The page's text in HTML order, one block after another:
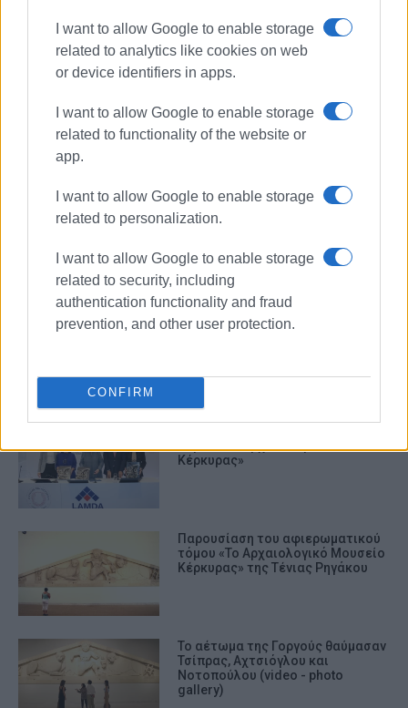
I want to allow Google to enable storage
related to analytics like cookies on web
or device identifiers in apps.
I want to allow Google to enable storage
related to functionality of the website or
app.
I want to allow Google to enable storage
related to personalization.
I want to allow Google to enable storage
related to security, including
authentication functionality and fraud
prevention, and other user protection.
CONFIRM
Αρχαιολογικό Μουσείο Κέρκυρας
υφυπουργός Πολιτισμού
Κώστας Στρατής
ΣΧΕΤΙΚA AΡΘΡΑ
Κέρκυρας»
Παρουσίαση του αφιερωματικού
τόμου «Το Αρχαιολογικό Μουσείο
Κέρκυρας» της Τένιας Ρηγάκου
Το αέτωμα της Γοργούς θαύμασαν
Τσίπρας, Αχτσιόγλου και
Νοτοπούλου (video - photo
gallery)